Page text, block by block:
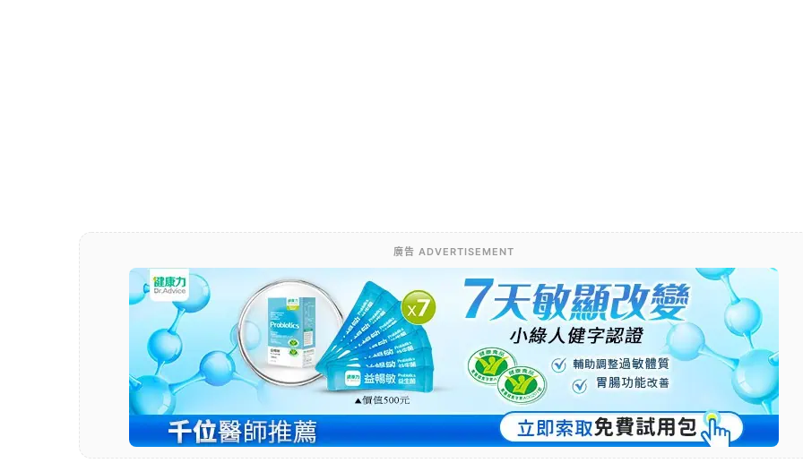
廣告 ADVERTISEMENT